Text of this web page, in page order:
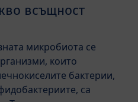
всъщност
микробиота се
които
бактерии,
са